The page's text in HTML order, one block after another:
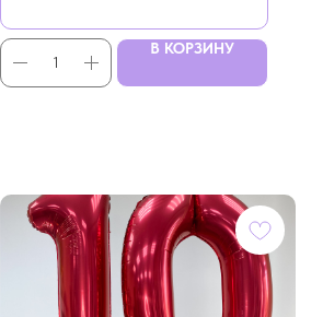
В КОРЗИНУ